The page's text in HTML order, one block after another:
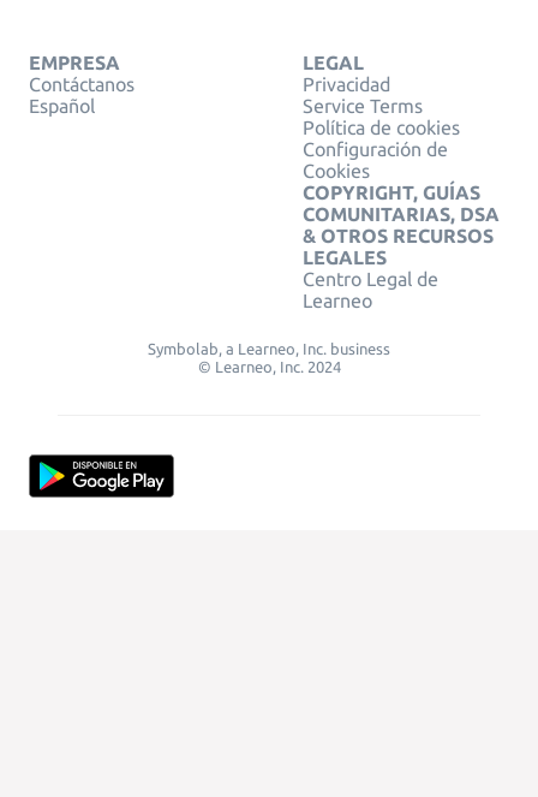
EMPRESA
Contáctanos
Español
LEGAL
Privacidad
Service Terms
Política de cookies
Configuración de
Cookies
COPYRIGHT, GUÍAS
COMUNITARIAS, DSA
& OTROS RECURSOS
LEGALES
Centro Legal de
Learneo
Symbolab, a Learneo, Inc. business
© Learneo, Inc. 2024